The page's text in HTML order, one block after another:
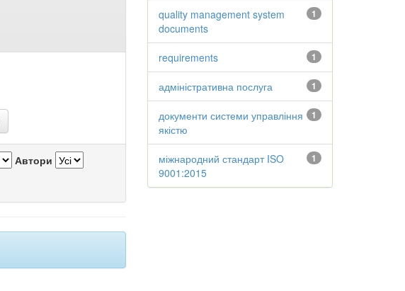
Автори
1
quality management system
documents
1
requirements
1
адміністративна послуга
1
документи системи управління
якістю
1
міжнародний стандарт ISO
9001:2015